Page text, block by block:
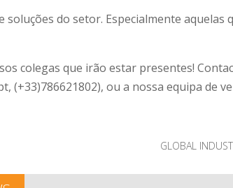
do setor. Especialmente aquelas
colegas que irão estar presentes!
(+33)786621802), ou a nossa equipa de
GLOBAL